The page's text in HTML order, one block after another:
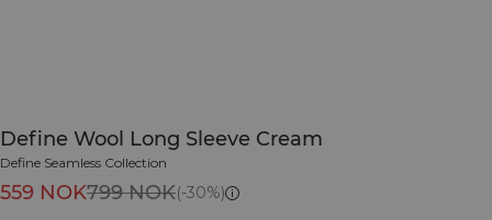
Define Wool Long Sleeve Cream
Define Seamless Collection
559 NOK799 NOK(-30%)